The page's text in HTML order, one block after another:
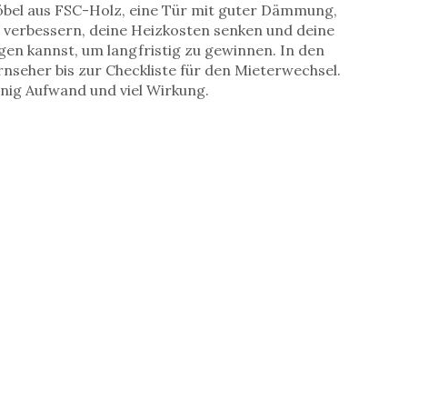
aus FSC-Holz, eine Tür mit guter Dämmung,
deine Heizkosten senken und deine
kannst, um langfristig zu gewinnen. In den
bis zur Checkliste für den Mieterwechsel.
Aufwand und viel Wirkung.